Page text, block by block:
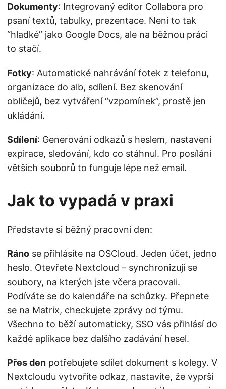
Dokumenty: Integrovaný editor Collabora pro
psaní textů, tabulky, prezentace. Není to tak
“hladké” jako Google Docs, ale na běžnou práci
to stačí.
Fotky: Automatické nahrávání fotek z telefonu,
organizace do alb, sdílení. Bez skenování
obličejů, bez vytváření “vzpomínek”, prostě jen
ukládání.
Sdílení: Generování odkazů s heslem, nastavení
expirace, sledování, kdo co stáhnul. Pro posílání
větších souborů to funguje lépe než email.
Jak to vypadá v praxi
Představte si běžný pracovní den:
Ráno se přihlásíte na OSCloud. Jeden účet, jedno
heslo. Otevřete Nextcloud – synchronizují se
soubory, na kterých jste včera pracovali.
Podíváte se do kalendáře na schůzky. Přepnete
se na Matrix, checkujete zprávy od týmu.
Všechno to běží automaticky, SSO vás přihlásí do
každé aplikace bez dalšího zadávání hesel.
Přes den potřebujete sdílet dokument s kolegy. V
Nextcloudu vytvoříte odkaz, nastavíte, že vyprší